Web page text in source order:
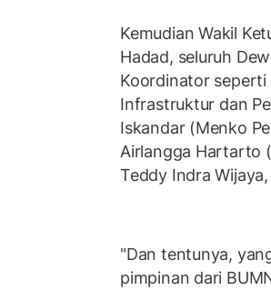
Kemudian Wakil
Hadad, seluruh
Koordinator
Infrastruktur dan
Iskandar (Menko
Airlangga Hartarto
Teddy Indra
"Dan tentunya,
pimpinan dari